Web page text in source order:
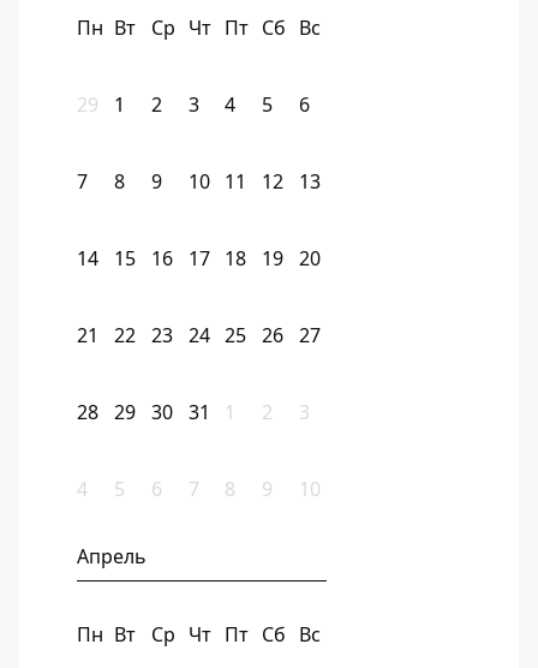
Пн Вт Ср Чт Пт Сб Вс
29 1 2 3 4 5 6
7 8 9 10 11 12 13
14 15 16 17 18 19 20
21 22 23 24 25 26 27
28 29 30 31 1 2 3
4 5 6 7 8 9 10
Апрель
Пн Вт Ср Чт Пт Сб Вс